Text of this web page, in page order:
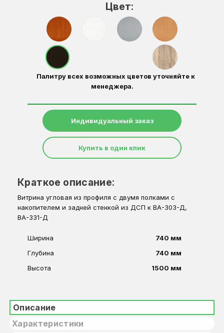
Цвет:
Палитру всех возможных цветов уточняйте к
менеджера.
Индивидуальный заказ
Купить в один клик
Краткое описание:
Витрина угловая из профиля с двумя полками с
накопителем и задней стенкой из ДСП к ВА-303-Д,
ВА-331-Д
Ширина
740 мм
Глубина
740 мм
Высота
1500 мм
Описание
Характеристики